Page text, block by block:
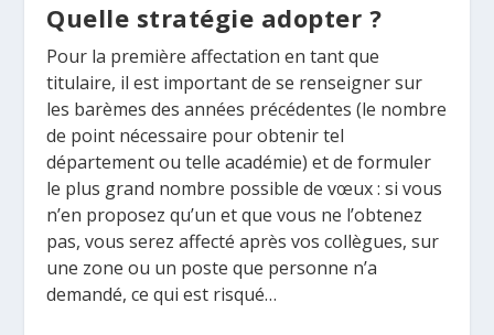
Quelle stratégie adopter ?
Pour la première affectation en tant que
titulaire, il est important de se renseigner sur
les barèmes des années précédentes (le nombre
de point nécessaire pour obtenir tel
département ou telle académie) et de formuler
le plus grand nombre possible de vœux : si vous
n’en proposez qu’un et que vous ne l’obtenez
pas, vous serez affecté après vos collègues, sur
une zone ou un poste que personne n’a
demandé, ce qui est risqué…